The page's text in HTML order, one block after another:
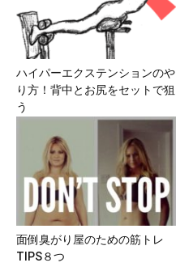
ハイパーエクステンションのや
り方！背中とお尻をセットで狙
う
面倒臭がり屋のための筋トレ
TIPS８つ